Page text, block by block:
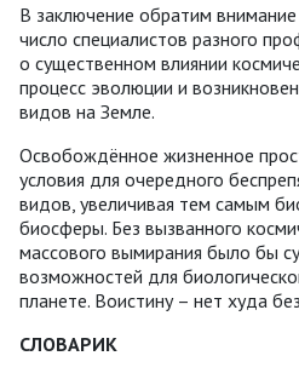
В заключение обратим
число специалистов разного
о существенном влиянии
процесс эволюции и
видов на Земле.
Освобождённое жизненное
условия для очередного
видов, увеличивая тем самым
биосферы. Без вызванного
массового вымирания было бы
возможностей для
планете. Воистину – нет худа
СЛОВАРИК